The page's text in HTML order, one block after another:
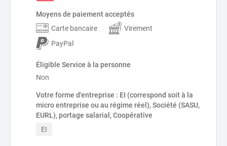
Moyens de paiement acceptés
Carte bancaire
Virement
PayPal
Éligible Service à la personne
Non
Votre forme d'entreprise : EI (correspond soit à la
micro entreprise ou au régime réel), Société (SASU,
EURL), portage salarial, Coopérative
EI